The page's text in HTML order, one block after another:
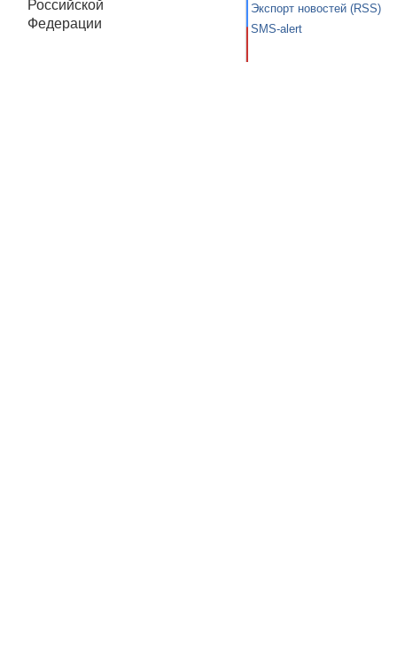
Российской
Федерации
Экспорт новостей (RSS)
SMS-alert